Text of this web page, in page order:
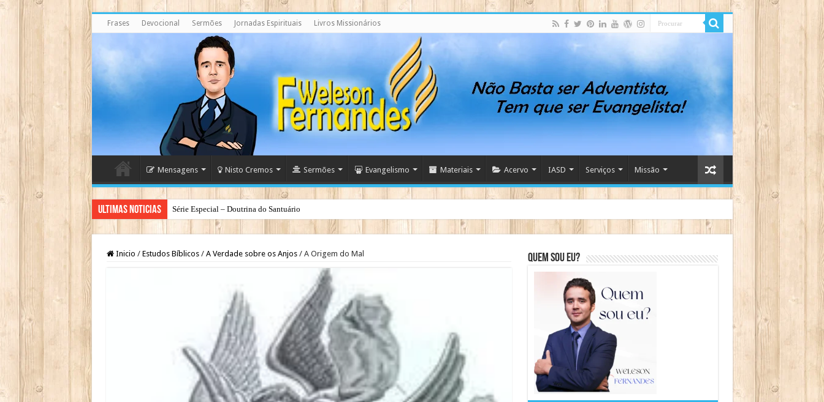
Frases Devocional Sermões Jornadas Espirituais Livros Missionários
Mensagens Nisto Cremos Sermões Evangelismo Materiais Acervo IASD Serviços Missão
Ultimas Noticias Série Especial – Doutrina do Santuário
Antes da Porta se Fechar: A Mensagem Profética do Santuário Celestial
Inicio / Estudos Bíblicos / A Verdade sobre os Anjos / A Origem do Mal Quem sou eu?